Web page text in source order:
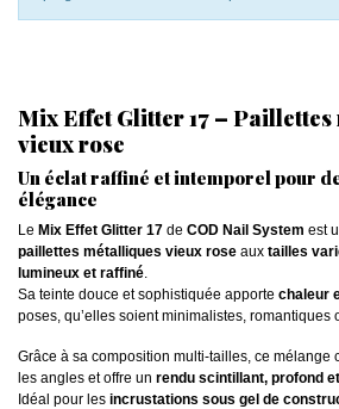
Mix Effet Glitter 17 –
vieux rose
Un éclat raffiné et intemporel pour
élégance
Le Mix Effet Glitter 17 de COD Nail System est
paillettes métalliques vieux rose aux tailles
lumineux et raffiné.
Sa teinte douce et sophistiquée apporte chaleur
poses, qu’elles soient minimalistes, romantiques
Grâce à sa composition multi-tailles, ce mélange
les angles et offre un rendu scintillant, profond
Idéal pour les incrustations sous gel de